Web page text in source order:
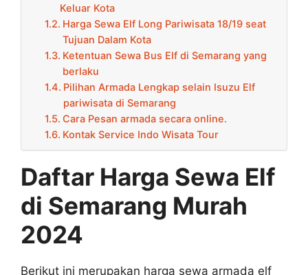
Keluar Kota
Harga Sewa Elf Long Pariwisata 18/19 seat
Tujuan Dalam Kota
Ketentuan Sewa Bus Elf di Semarang yang
berlaku
Pilihan Armada Lengkap selain Isuzu Elf
pariwisata di Semarang
Cara Pesan armada secara online.
Kontak Service Indo Wisata Tour
Daftar Harga Sewa Elf
di Semarang Murah
2024
Berikut ini merupakan harga sewa armada elf